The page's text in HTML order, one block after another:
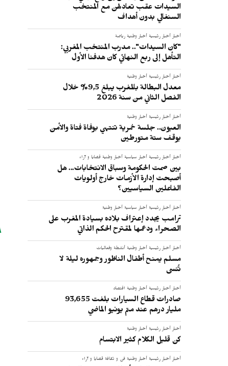
السيدات عقب تعادلهن مع المنتخب
السنغالي بدون أهداف
أخبار أخبار رئيسية أخبار وطنية رياضة
"كان السيدات".. مدرب المنتخب المغربي:
التأهل إلى ربع النهائي كان هدفنا الأول
أخبار أخبار رئيسية أخبار وطنية
معدل البطالة بالمغرب يبلغ 9,5% خلال
الفصل الثاني من سنة 2026
أخبار أخبار رئيسية أخبار وطنية
العيون.. جلسة خمرية تنتهي بوفاة فتاة والأمن
يوقف ستة متورطين
أخبار أخبار رئيسية أخبار سياسية أخبار وطنية قضايا و آراء
بين صمت الحكومة وسباق الانتخابات... هل
أصبحت إدارة الأزمات خارج أولويات
الفاعلين السياسيين؟
أخبار أخبار رئيسية أخبار سياسية أخبار وطنية
ترامب يجدد إعتراف بلاده بسيادة المغرب على
الصحراء ودعمها لمقترح الحكم الذاتي
أخبار أخبار رئيسية أخبار وطنية أنشطة وفعاليات
مسلم يمنح أطفال الناظور وجمهوره ليلة لا
تُنسى
أخبار أخبار رئيسية أخبار وطنية اقتصاد
صادرات قطاع السيارات بلغت 93,655
مليار درهم عند متم يونيو الماضي
أخبار أخبار رئيسية أخبار وطنية
كن قليل الكلام كثير الابتسام
أخبار أخبار رئيسية أخبار وطنية فن و ثقافة قضايا و آراء